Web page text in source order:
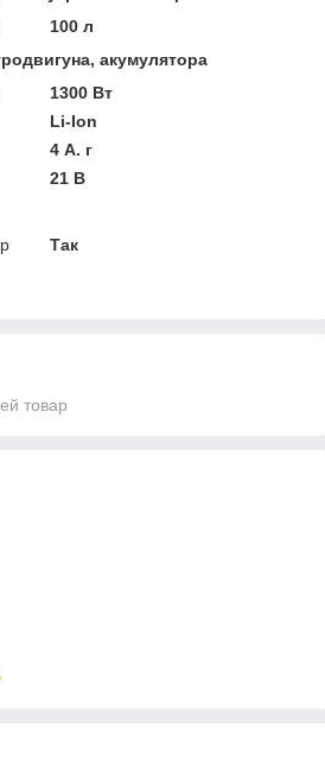
100 л
акумулятора
1300 Вт
Li-Ion
4 А. г
21 В
Так
товар